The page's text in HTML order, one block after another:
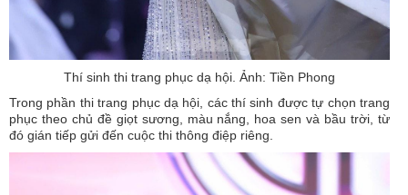
Thí sinh thi trang phục dạ hội. Ảnh: Tiền Phong
Trong phần thi trang phục dạ hội, các thí sinh được tự chọn trang
phục theo chủ đề giọt sương, màu nắng, hoa sen và bầu trời, từ
đó gián tiếp gửi đến cuộc thi thông điệp riêng.